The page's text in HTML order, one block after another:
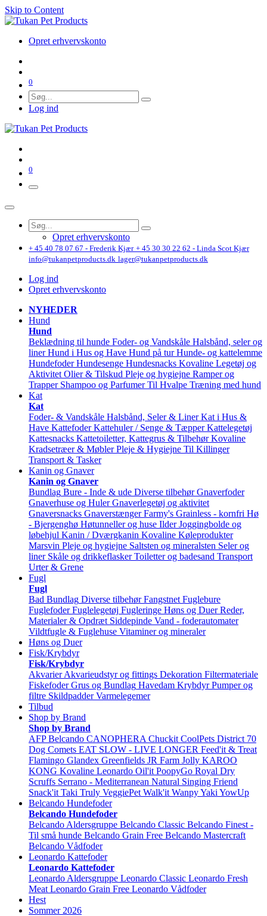
Skip to Content
Opret erhvervskonto
0
Log ind
0
Opret erhvervskonto
+ 45 40 78 07 67 - Frederik Kjær + 45 30 30 22 62 - Linda Scot Kjær
info@tukanpetproducts.dk lager@tukanpetproducts.dk
Log ind
Opret erhvervskonto
NYHEDER
Hund
Hund
Beklædning til hunde Foder- og Vandskåle Halsbånd, seler og
liner Hund i Hus og Have Hund på tur Hunde- og kattelemme
Hundefoder Hundesenge Hundesnacks Kovaline Legetøj og
Aktivitet Olier & Tilskud Pleje og hygiejne Ramper og
Trapper Shampoo og Parfumer Til Hvalpe Træning med hund
Kat
Kat
Foder- & Vandskåle Halsbånd, Seler & Liner Kat i Hus &
Have Kattefoder Kattehuler / Senge & Tæpper Kattelegetøj
Kattesnacks Kattetoiletter, Kattegrus & Tilbehør Kovaline
Kradsetræer & Møbler Pleje & Hygiejne Til Killinger
Transport & Tasker
Kanin og Gnaver
Kanin og Gnaver
Bundlag Bure - Inde & ude Diverse tilbehør Gnaverfoder
Gnaverhuse og Huler Gnaverlegetøj og aktivitet
Gnaversnacks Gnaverstænger Farmy's Grainless - kornfri Hø
- Bjergenghø Høtunneller og huse Ilder Joggingbolde og
løbehjul Kanin / Dværgkanin Kovaline Køleprodukter
Marsvin Pleje og hygiejne Saltsten og mineralsten Seler og
liner Skåle og drikkeflasker Toiletter og badesand Transport
Urter & Grene
Fugl
Fugl
Bad Bundlag Diverse tilbehør Fangstnet Fuglebure
Fuglefoder Fuglelegetøj Fugleringe Høns og Duer Reder,
Materialer & Opdræt Siddepinde Vand - foderautomater
Vildtfugle & Fuglehuse Vitaminer og mineraler
Høns og Duer
Fisk/Krybdyr
Fisk/Krybdyr
Akvarier Akvarieudstyr og fittings Dekoration Filtermateriale
Fiskefoder Grus og Bundlag Havedam Krybdyr Pumper og
filtre Skildpadder Varmelegemer
Tilbud
Shop by Brand
Shop by Brand
AFP Belcando CANOPHERA Chuckit CoolPets District 70
Dog Comets EAT SLOW - LIVE LONGER Feed'it & Treat
Flamingo Glandex Greenfields JR Farm Jolly KAROO
KONG Kovaline Leonardo Oil'it PoopyGo Royal Dry
Scruffs Serrano - Mediterranean Natural Singing Friend
Snack'it Taki Truly VeggiePet Walk'it WanpyYaki YowUp
Belcando Hundefoder
Belcando Hundefoder
Belcando Aldersgruppe Belcando Classic Belcando Finest -
Til små hunde Belcando Grain Free Belcando Mastercraft
Belcando Vådfoder
Leonardo Kattefoder
Leonardo Kattefoder
Leonardo Aldersgruppe Leonardo Classic Leonardo Fresh
Meat Leonardo Grain Free Leonardo Vådfoder
Hest
Sommer 2026